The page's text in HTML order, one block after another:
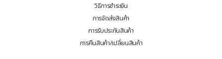
วิธีการชำระเงิน
การจัดส่งสินค้า
การรับประกันสินค้า
การคืนสินค้า/เปลี่ยนสินค้า